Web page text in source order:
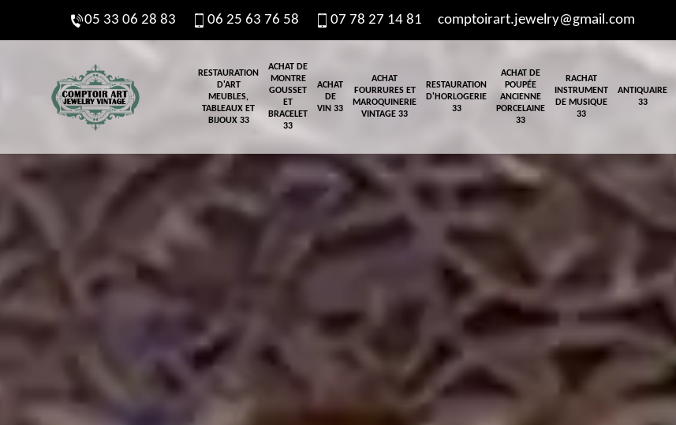
05 33 06 28 83 06 25 63 76 58 07 78 27 14 81 comptoirart.jewelry@gmail.com
RESTAURATION
D'ART
MEUBLES,
TABLEAUX ET
BIJOUX 33
ACHAT DE
MONTRE
GOUSSET
ET
BRACELET
33
ACHAT
DE
VIN 33
ACHAT
FOURRURES ET
MAROQUINERIE
VINTAGE 33
RESTAURATION
D'HORLOGERIE
33
ACHAT DE
POUPÉE
ANCIENNE
PORCELAINE
33
RACHAT
INSTRUMENT
DE MUSIQUE
33
ANTIQUAIRE
33